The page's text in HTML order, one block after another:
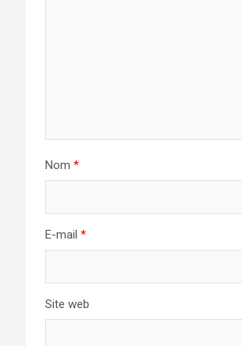
Nom *
E-mail *
Site web